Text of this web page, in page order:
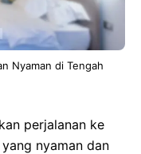
Nyaman di Tengah
perjalanan ke
nyaman dan